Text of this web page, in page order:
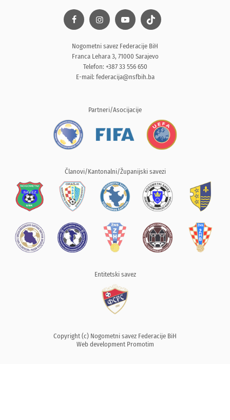
Nogometni savez Federacije BiH
Franca Lehara 3, 71000 Sarajevo
Telefon: +387 33 556 650
E-mail: federacija@nsfbih.ba
Partneri/Asocijacije
Članovi/Kantonalni/Županijski savezi
Entitetski savez
Copyright (c) Nogometni savez Federacije BiH
Web development Promotim